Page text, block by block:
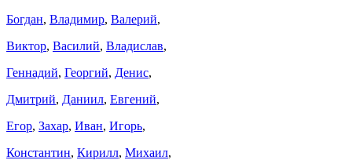
Богдан, Владимир, Валерий,
Виктор, Василий, Владислав,
Геннадий, Георгий, Денис,
Дмитрий, Даниил, Евгений,
Егор, Захар, Иван, Игорь,
Константин, Кирилл, Михаил,